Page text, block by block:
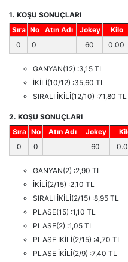
1. KOŞU SONUÇLARI
Sıra No Atın Adı Jokey Kilo
0
0 60 0.00
GANYAN(12) :3,15 TL
İKİLİ(10/12) :35,60 TL
SIRALI İKİLİ(12/10) :71,80
2. KOŞU SONUÇLARI
Sıra No Atın Adı Jokey
0
0 60
GANYAN(2) :2,90 TL
İKİLİ(2/15) :2,10 TL
SIRALI İKİLİ(2/15) :8,95 TL
PLASE(15) :1,10 TL
PLASE(2) :1,05 TL
PLASE İKİLİ(2/15) :4,70 TL
PLASE İKİLİ(2/9) :7,40 TL